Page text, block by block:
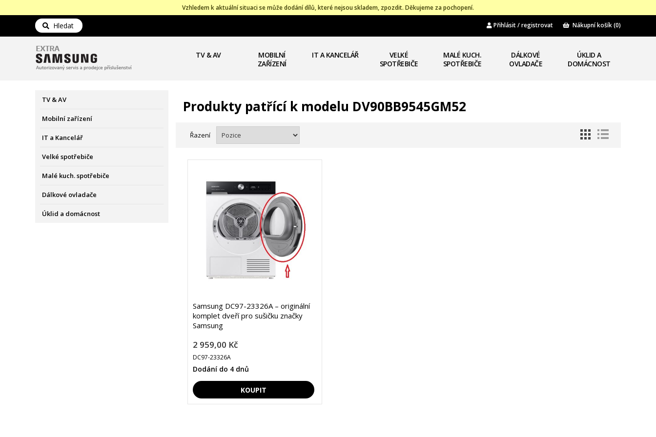
Vzhledem k aktuální situaci se může dodání dílů, které nejsou skladem, zpozdit. Děkujeme za pochopení.
Hledat Přihlásit / registrovat Nákupní košík(0)
TV & AV
MOBILNÍ
ZAŘÍZENÍ
IT A KANCELÁŘ
VELKÉ
SPOTŘEBIČE
MALÉ KUCH.
SPOTŘEBIČE
DÁLKOVÉ
OVLADAČE
ÚKLID A
DOMÁCNOST
TV & AV
Mobilní zařízení
IT a Kancelář
Velké spotřebiče
Malé kuch. spotřebiče
Dálkové ovladače
Úklid a domácnost
Produkty patřící k modelu DV90BB9545GM52
Řazení
Samsung DC97-23326A – originální
komplet dveří pro sušičku značky
Samsung
2 959,00 Kč
DC97-23326A
Dodání do 4 dnů